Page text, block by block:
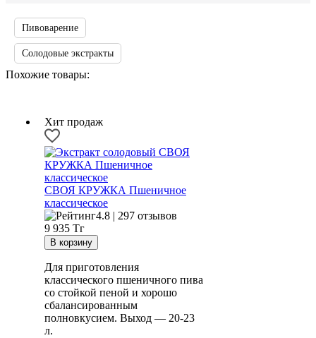
Пивоварение
Солодовые экстракты
Похожие товары:
Хит продаж
СВОЯ КРУЖКА Пшеничное
классическое
4.8 | 297 отзывов
9 935 Тг
Для приготовления
классического пшеничного пива
со стойкой пеной и хорошо
сбалансированным
полновкусием. Выход — 20-23
л.